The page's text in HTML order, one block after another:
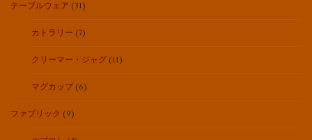
テーブルウェア (31)
カトラリー (7)
クリーマー・ジャグ (11)
マグカップ (6)
ファブリック (9)